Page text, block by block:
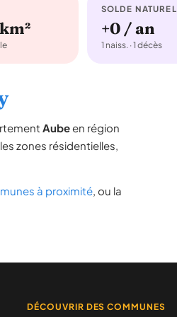
SOLDE NATUREL
+0 / an
1 naiss. · 1 décès
Aubeen région
zones résidentielles,
à proximité, ou la
DÉCOUVRIR DES COMMUNES